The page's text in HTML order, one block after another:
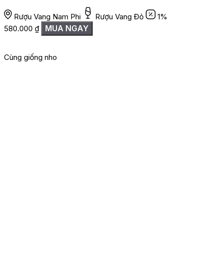
Rượu Vang Nam Phi Rượu Vang Đỏ
1%
580.000 ₫ MUA NGAY
Cùng giống nho